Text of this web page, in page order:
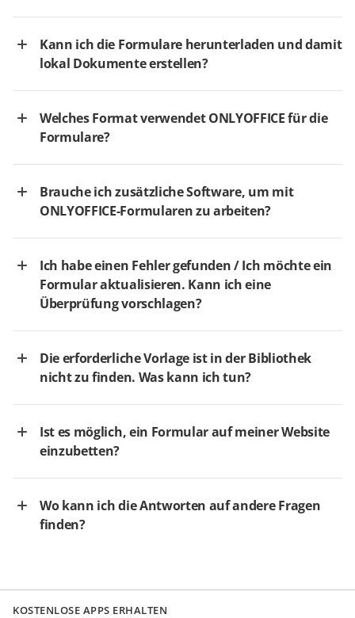
Kann ich die Formulare herunterladen und damit
lokal Dokumente erstellen?
Welches Format verwendet ONLYOFFICE für die
Formulare?
Brauche ich zusätzliche Software, um mit
ONLYOFFICE-Formularen zu arbeiten?
Ich habe einen Fehler gefunden / Ich möchte ein
Formular aktualisieren. Kann ich eine
Überprüfung vorschlagen?
Die erforderliche Vorlage ist in der Bibliothek
nicht zu finden. Was kann ich tun?
Ist es möglich, ein Formular auf meiner Website
einzubetten?
Wo kann ich die Antworten auf andere Fragen
finden?
KOSTENLOSE APPS ERHALTEN